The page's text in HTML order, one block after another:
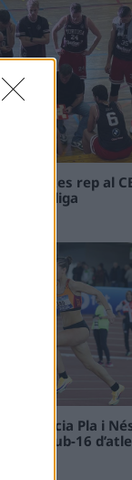
baixes rep al
de la lliga
Patrícia Pla i
sub-16